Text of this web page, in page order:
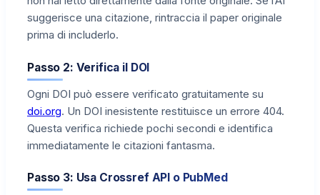
suggerisce una citazione, rintraccia il paper originale
prima di includerlo.
Passo 2: Verifica il DOI
Ogni DOI può essere verificato gratuitamente su
doi.org. Un DOI inesistente restituisce un errore 404.
Questa verifica richiede pochi secondi e identifica
immediatamente le citazioni fantasma.
Passo 3: Usa Crossref API o PubMed